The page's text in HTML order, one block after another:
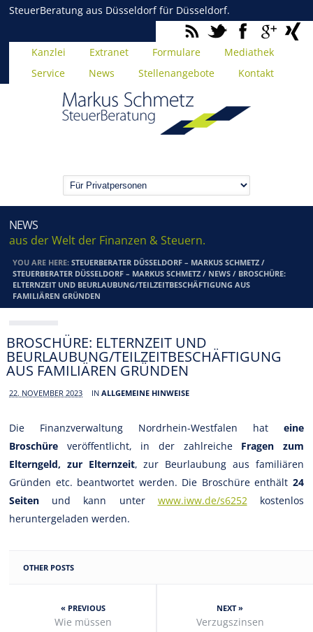
SteuerBeratung aus Düsseldorf für Düsseldorf.
Kanzlei Extranet Formulare
Mediathek
Service
News Stellenangebote Kontakt
NEWS
aus der Welt der Finanzen & Steuern.
YOU ARE HERE:STEUERBERATER DÜSSELDORF – MARKUS SCHMETZ /
STEUERBERATER DÜSSELDORF – MARKUS SCHMETZ / NEWS / BROSCHÜRE:
ELTERNZEIT UND BEURLAUBUNG/TEILZEITBESCHÄFTIGUNG AUS
FAMILIÄREN GRÜNDEN
BROSCHÜRE: ELTERNZEIT UND
BEURLAUBUNG/TEILZEITBESCHÄFTIGUNG
AUS FAMILIÄREN GRÜNDEN
22. NOVEMBER 2023 INALLGEMEINE HINWEISE
Die Finanzverwaltung Nordrhein-Westfalen hat eine
Broschüre veröffentlicht, in der zahlreiche Fragen zum
Elterngeld, zur Elternzeit, zur Beurlaubung aus familiären
Gründen etc. beantwortet werden. Die Broschüre enthält 24
Seiten und kann unter www.iww.de/s6252 kostenlos
heruntergeladen werden.
OTHER POSTS
« PREVIOUS
Wie müssen
NEXT »
Verzugszinsen